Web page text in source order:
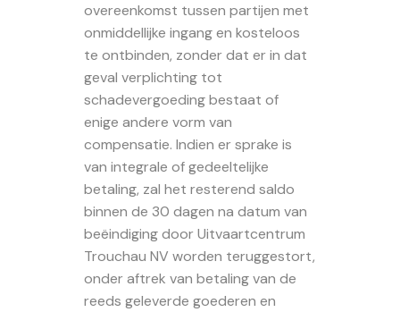
overeenkomst tussen partijen met
onmiddellijke ingang en kosteloos
te ontbinden, zonder dat er in dat
geval verplichting tot
schadevergoeding bestaat of
enige andere vorm van
compensatie. Indien er sprake is
van integrale of gedeeltelijke
betaling, zal het resterend saldo
binnen de 30 dagen na datum van
beëindiging door Uitvaartcentrum
Trouchau NV worden teruggestort,
onder aftrek van betaling van de
reeds geleverde goederen en